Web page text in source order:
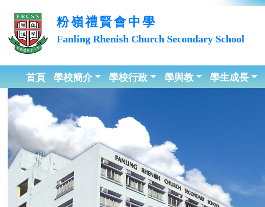
粉嶺禮賢會中學
Fanling Rhenish Church Secondary School
首頁 學校簡介 學校行政 學與教 學生成長